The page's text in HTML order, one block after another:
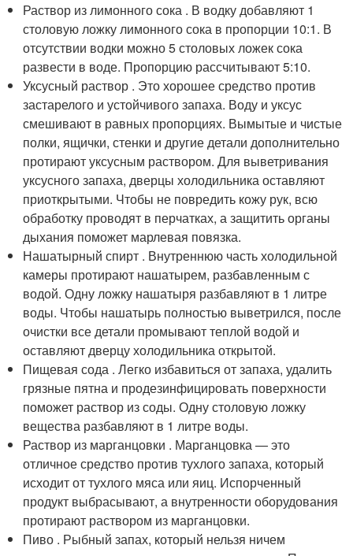
Раствор из лимонного сока . В водку добавляют 1
столовую ложку лимонного сока в пропорции 10:1. В
отсутствии водки можно 5 столовых ложек сока
развести в воде. Пропорцию рассчитывают 5:10.
Уксусный раствор . Это хорошее средство против
застарелого и устойчивого запаха. Воду и уксус
смешивают в равных пропорциях. Вымытые и чистые
полки, ящички, стенки и другие детали дополнительно
протирают уксусным раствором. Для выветривания
уксусного запаха, дверцы холодильника оставляют
приоткрытыми. Чтобы не повредить кожу рук, всю
обработку проводят в перчатках, а защитить органы
дыхания поможет марлевая повязка.
Нашатырный спирт . Внутреннюю часть холодильной
камеры протирают нашатырем, разбавленным с
водой. Одну ложку нашатыря разбавляют в 1 литре
воды. Чтобы нашатырь полностью выветрился, после
очистки все детали промывают теплой водой и
оставляют дверцу холодильника открытой.
Пищевая сода . Легко избавиться от запаха, удалить
грязные пятна и продезинфицировать поверхности
поможет раствор из соды. Одну столовую ложку
вещества разбавляют в 1 литре воды.
Раствор из марганцовки . Марганцовка — это
отличное средство против тухлого запаха, который
исходит от тухлого мяса или яиц. Испорченный
продукт выбрасывают, а внутренности оборудования
протирают раствором из марганцовки.
Пиво . Рыбный запах, который нельзя ничем